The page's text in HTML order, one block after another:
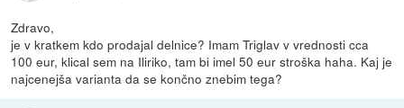
Zdravo,
je v kratkem kdo prodajal delnice? Imam Triglav v vrednosti cca
100 eur, klical sem na Iliriko, tam bi imel 50 eur stroška haha. Kaj je
najcenejša varianta da se končno znebim tega?